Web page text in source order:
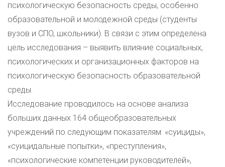
психологическую безопасность среды, особенно
образовательной и молодежной среды (студенты
вузов и СПО, школьники). В связи с этим определена
цель исследования – выявить влияние социальных,
психологических и организационных факторов на
психологическую безопасность образовательной
среды.
Исследование проводилось на основе анализа
больших данных 164 общеобразовательных
учреждений по следующим показателям: «суициды»,
«суицидальные попытки», «преступления»,
«психологические компетенции руководителей»,